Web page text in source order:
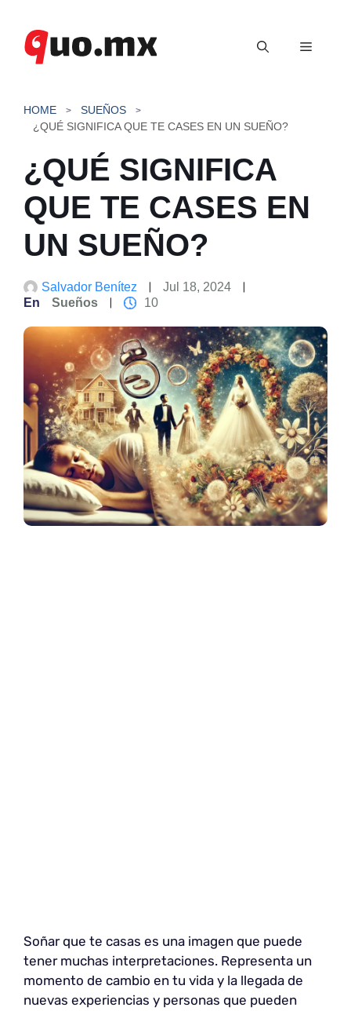
contenido
Menú
HOME
SUEÑOS
¿QUÉ SIGNIFICA QUE TE CASES EN UN SUEÑO?
¿QUÉ SIGNIFICA
QUE TE CASES EN
UN SUEÑO?
Salvador Benítez
Jul 18, 2024
En
Sueños 10
Soñar que te casas es una imagen que puede
tener muchas interpretaciones. Representa un
momento de cambio en tu vida y la llegada de
nuevas experiencias y personas que pueden